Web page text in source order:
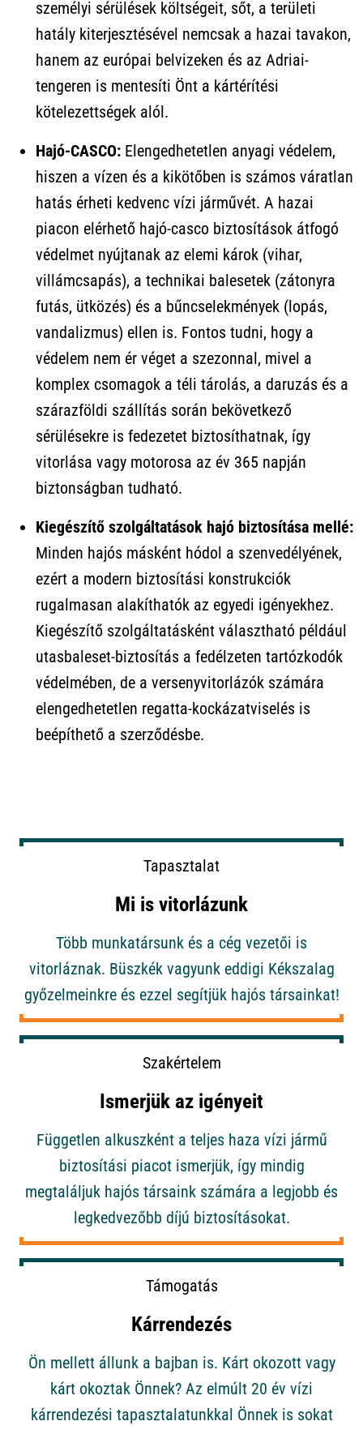
személyi sérülések költségeit, sőt, a területi
hatály kiterjesztésével nemcsak a hazai tavakon,
hanem az európai belvizeken és az Adriai-
tengeren is mentesíti Önt a kártérítési
kötelezettségek alól.
Hajó-CASCO: Elengedhetetlen anyagi védelem,
hiszen a vízen és a kikötőben is számos váratlan
hatás érheti kedvenc vízi járművét. A hazai
piacon elérhető hajó-casco biztosítások átfogó
védelmet nyújtanak az elemi károk (vihar,
villámcsapás), a technikai balesetek (zátonyra
futás, ütközés) és a bűncselekmények (lopás,
vandalizmus) ellen is. Fontos tudni, hogy a
védelem nem ér véget a szezonnal, mivel a
komplex csomagok a téli tárolás, a daruzás és a
szárazföldi szállítás során bekövetkező
sérülésekre is fedezetet biztosíthatnak, így
vitorlása vagy motorosa az év 365 napján
biztonságban tudható.
Kiegészítő szolgáltatások hajó biztosítása mellé:
Minden hajós másként hódol a szenvedélyének,
ezért a modern biztosítási konstrukciók
rugalmasan alakíthatók az egyedi igényekhez.
Kiegészítő szolgáltatásként választható például
utasbaleset-biztosítás a fedélzeten tartózkodók
védelmében, de a versenyvitorlázók számára
elengedhetetlen regatta-kockázatviselés is
beépíthető a szerződésbe.
Tapasztalat
Mi is vitorlázunk
Több munkatársunk és a cég vezetői is
vitorláznak. Büszkék vagyunk eddigi Kékszalag
győzelmeinkre és ezzel segítjük hajós társainkat!
Szakértelem
Ismerjük az igényeit
Független alkuszként a teljes haza vízi jármű
biztosítási piacot ismerjük, így mindig
megtaláljuk hajós társaink számára a legjobb és
legkedvezőbb díjú biztosításokat.
Támogatás
Kárrendezés
Ön mellett állunk a bajban is. Kárt okozott vagy
kárt okoztak Önnek? Az elmúlt 20 év vízi
kárrendezési tapasztalatunkkal Önnek is sokat